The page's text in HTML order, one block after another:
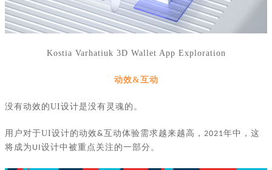
Kostia Varhatiuk 3D Wallet App Exploration
动效&互动
没有动效的UI设计是没有灵魂的。
用户对于UI设计的动效&互动体验需求越来越高， 2021年中，这
将成为 UI 设计中被重点关注的一部分。